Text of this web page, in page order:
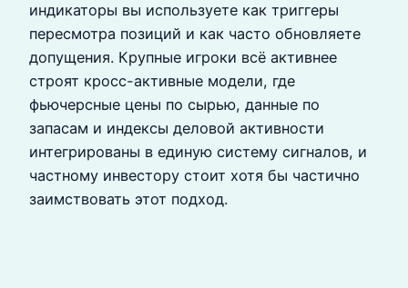
индикаторы вы используете как триггеры
пересмотра позиций и как часто обновляете
допущения. Крупные игроки всё активнее
строят кросс-активные модели, где
фьючерсные цены по сырью, данные по
запасам и индексы деловой активности
интегрированы в единую систему сигналов, и
частному инвестору стоит хотя бы частично
заимствовать этот подход.